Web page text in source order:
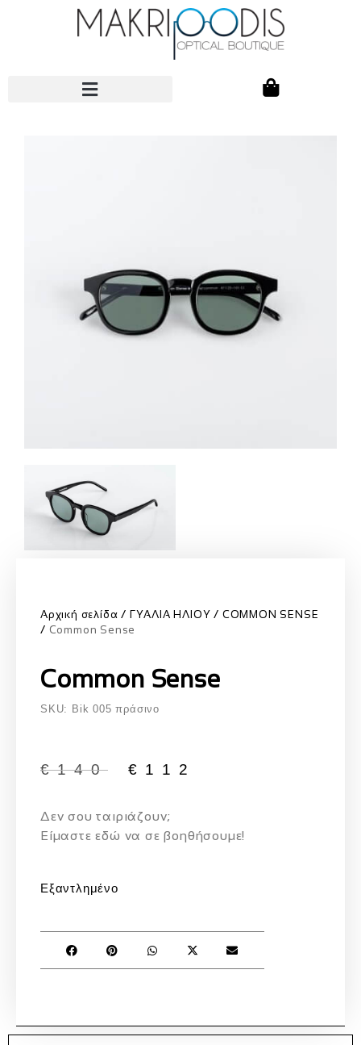
Αρχική σελίδα ΓΥΑΛΙΑ ΗΛΙΟΥ
COMMON SENSE
Common Sense
Common Sense
SKU: Bik 005 πράσινο
€140 € 112
Δεν σου ταιριάζουν;
Eίμαστε εδώ να σε βοηθήσουμε!
Εξαντλημένο